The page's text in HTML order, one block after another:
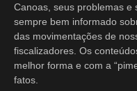
Canoas, seus problemas e
sempre bem informado
das movimentações de
fiscalizadores. Os
melhor forma e com a
fatos.